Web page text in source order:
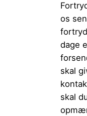
os
dage
skal
skal